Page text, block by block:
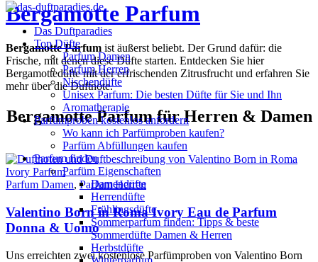
Das Duftparadies
Top Düfte
Parfum Damen
Parfum Herren
Nischendüfte
Unisex Parfum: Die besten Düfte für Sie und Ihn
Aromatherapie
Parfümproben kostenlos anfordern
Wo kann ich Parfümproben kaufen?
Parfüm Abfüllungen kaufen
Parfum finden
Parfüm Eigenschaften
Damendüfte
Herrendüfte
Frühlingsdüfte
Sommerparfum finden: Tipps & beste
Sommerdüfte Damen & Herren
Herbstdüfte
Bergamotte Parfum
Bergamotte Parfum ist äußerst beliebt. Der Grund dafür: die
Frische, mit denen diese Düfte starten. Entdecken Sie hier
Bergamottedüfte mit der erfrischenden Zitrusfrucht und erfahren Sie
mehr über die Duftnote.
Bergamotte Parfum für Herren & Damen
Parfum Damen, Parfum Herren
Valentino Born in Roma Ivory Eau de Parfum
Donna & Uomo
Uns erreichten zwei kostenlose Parfümproben von Valentino Born